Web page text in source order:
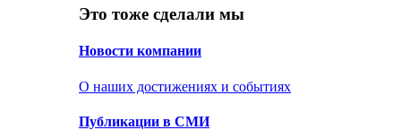
Это тоже сделали мы
Новости компании
О наших достижениях и событиях
Публикации в СМИ